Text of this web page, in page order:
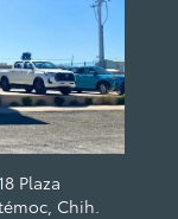
Plaza
Chih.